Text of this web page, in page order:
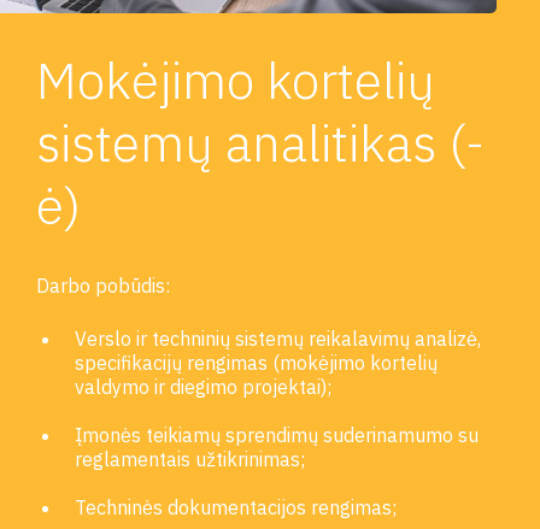
Mokėjimo kortelių
sistemų analitikas (-
ė)
Darbo pobūdis:
Verslo ir techninių sistemų reikalavimų analizė,
specifikacijų rengimas (mokėjimo kortelių
valdymo ir diegimo projektai);
Įmonės teikiamų sprendimų suderinamumo su
reglamentais užtikrinimas;
Techninės dokumentacijos rengimas;